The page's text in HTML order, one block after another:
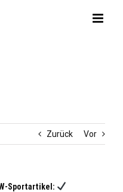
Zurück Vor
Sportartikel: